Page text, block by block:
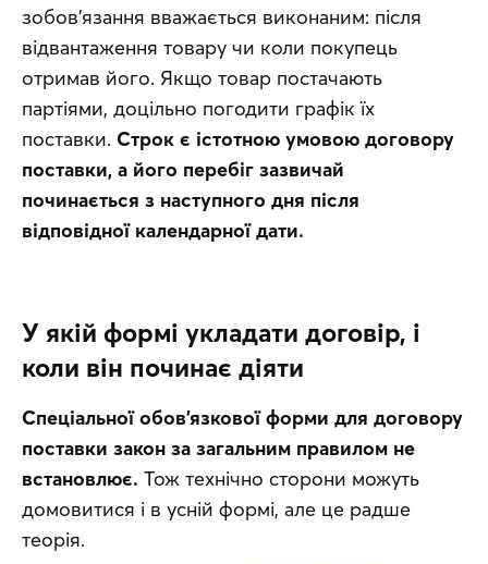
зобов'язання вважається виконаним: після
відвантаження товару чи коли покупець
отримав його. Якщо товар постачають
партіями, доцільно погодити графік їх
поставки. Строк є істотною умовою договору
поставки, а його перебіг зазвичай
починається з наступного дня після
відповідної календарної дати.
У якій формі укладати договір, і
коли він починає діяти
Спеціальної обов’язкової форми для договору
поставки закон за загальним правилом не
встановлює. Тож технічно сторони можуть
домовитися і в усній формі, але це радше
теорія.